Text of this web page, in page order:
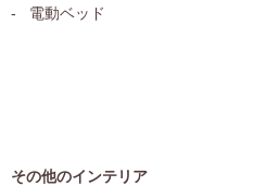
電動ベッド
その他のインテリア